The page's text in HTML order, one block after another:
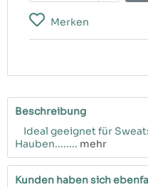
Merken
Beschreibung
Ideal geeignet für
Hauben........ mehr
Kunden haben sich